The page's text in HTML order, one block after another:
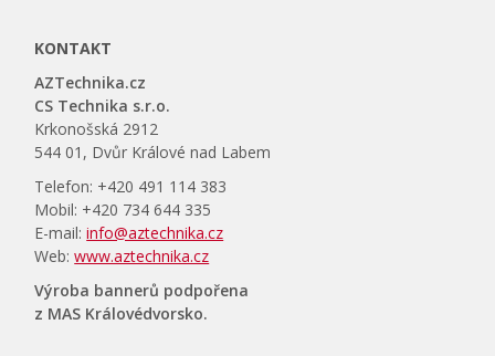
KONTAKT
AZTechnika.cz
CS Technika s.r.o.
Krkonošská 2912
544 01, Dvůr Králové nad Labem
Telefon: +420 491 114 383
Mobil: +420 734 644 335
E-mail:info@aztechnika.cz
Web:www.aztechnika.cz
Výroba bannerů podpořena
z MAS Královédvorsko.